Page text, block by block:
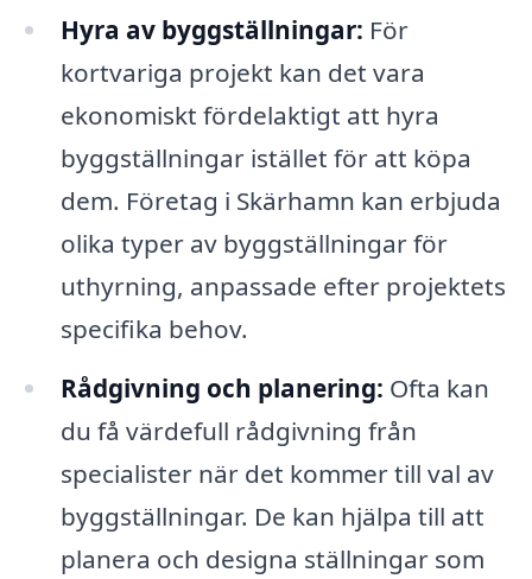
Hyra av byggställningar: För
kortvariga projekt kan det vara
ekonomiskt fördelaktigt att hyra
byggställningar istället för att köpa
dem. Företag i Skärhamn kan erbjuda
olika typer av byggställningar för
uthyrning, anpassade efter projektets
specifika behov.
Rådgivning och planering: Ofta kan
du få värdefull rådgivning från
specialister när det kommer till val av
byggställningar. De kan hjälpa till att
planera och designa ställningar som